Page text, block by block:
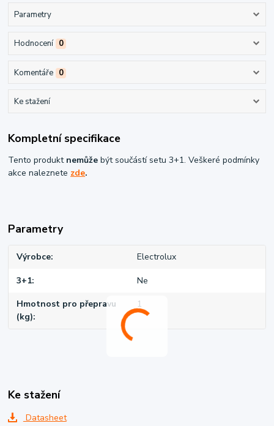
Parametry
Hodnocení 0
Komentáře 0
Ke stažení
Kompletní specifikace
Tento produkt nemůže být součástí setu 3+1. Veškeré podmínky
akce naleznete zde.
Parametry
Výrobce Electrolux
3+1 Ne
Hmotnost pro přepravu
(kg)
1
Ke stažení
Datasheet